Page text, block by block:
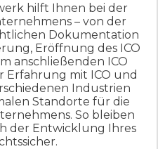
hilft Ihnen bei der
– von der
Dokumentation
Eröffnung des ICO
anschließenden ICO
Erfahrung mit ICO und
Industrien
Standorte für die
So bleiben
der Entwicklung Ihres